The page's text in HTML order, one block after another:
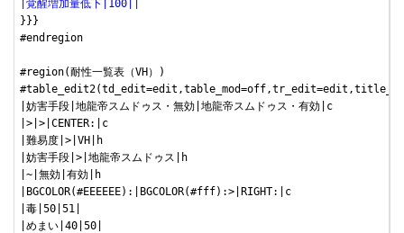
|覚醒増加量低下|100||
}}}
#endregion
#region(耐性一覧表（VH）)
|妨害手段|地龍帝スムドゥス・無効|地龍帝スムドゥス・有効|c
|>|>|CENTER:|c
|難易度|>|VH|h
|妨害手段|>|地龍帝スムドゥス|h
|~|無効|有効|h
|BGCOLOR(#EEEEEE):|BGCOLOR(#fff):>|RIGHT:|c
|毒|50|51|
|めまい|40|50|